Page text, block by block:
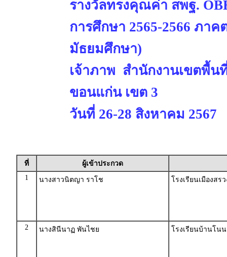
รางวัลทรงคุณค่า สพฐ.
การศึกษา 2565-2566 ภาค
มัธยมศึกษา)
เจ้าภาพ สำนักงานเขตพื้น
ขอนแก่น เขต 3
วันที่ 26-28 สิงหาคม 2567
ที่
ผู้เข้าประกวด
1
นางสาวนิตญา ราโช โรงเรียนเมืองสร
2 นางสินีนาฏ พันไชย โรงเรียนบ้านโน